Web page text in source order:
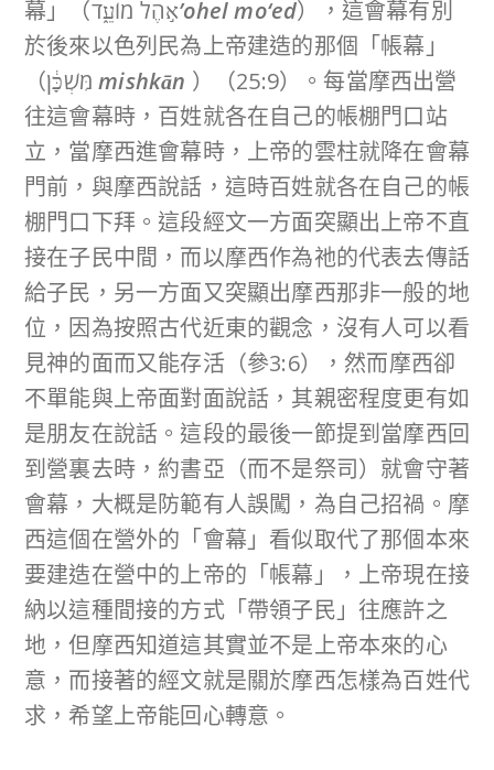
幕」（א֣הֶל מוֹעֵ֑ד’ohel mo‘ed），這會幕有別
於後來以色列民為上帝建造的那個「帳幕」
（מִּשְׁכָּ֔ןmishkān ）（25:9）。每當摩西出營
往這會幕時，百姓就各在自己的帳棚門口站
立，當摩西進會幕時，上帝的雲柱就降在會幕
門前，與摩西說話，這時百姓就各在自己的帳
棚門口下拜。這段經文一方面突顯出上帝不直
接在子民中間，而以摩西作為祂的代表去傳話
給子民，另一方面又突顯出摩西那非一般的地
位，因為按照古代近東的觀念，沒有人可以看
見神的面而又能存活（參3:6），然而摩西卻
不單能與上帝面對面說話，其親密程度更有如
是朋友在說話。這段的最後一節提到當摩西回
到營裏去時，約書亞（而不是祭司）就會守著
會幕，大概是防範有人誤闖，為自己招禍。摩
西這個在營外的「會幕」看似取代了那個本來
要建造在營中的上帝的「帳幕」，上帝現在接
納以這種間接的方式「帶領子民」往應許之
地，但摩西知道這其實並不是上帝本來的心
意，而接著的經文就是關於摩西怎樣為百姓代
求，希望上帝能回心轉意。